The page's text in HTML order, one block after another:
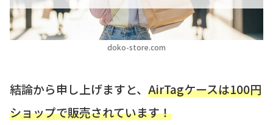
doko-store.com
結論から申し上げますと、 AirTagケースは100円
ショップで販売されています！